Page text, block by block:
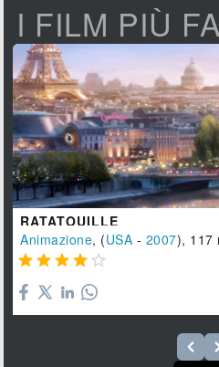
I FILM PIÙ
RATATOUILLE
Animazione, (USA - 2007), 117
    